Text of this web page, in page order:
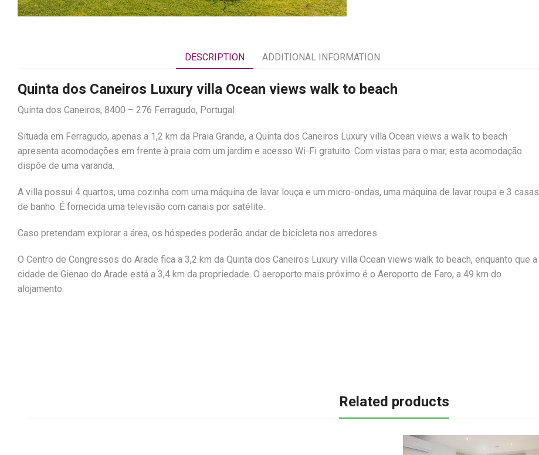
DESCRIPTION ADDITIONAL INFORMATION
Quinta dos Caneiros Luxury villa Ocean views walk to beach
Quinta dos Caneiros, 8400 – 276 Ferragudo, Portugal
Situada em Ferragudo, apenas a 1,2 km da Praia Grande, a Quinta dos Caneiros Luxury villa Ocean views a walk to beach
apresenta acomodações em frente à praia com um jardim e acesso Wi-Fi gratuito. Com vistas para o mar, esta acomodação
dispõe de uma varanda.
A villa possui 4 quartos, uma cozinha com uma máquina de lavar louça e um micro-ondas, uma máquina de lavar roupa e 3 casas
de banho. É fornecida uma televisão com canais por satélite.
Caso pretendam explorar a área, os hóspedes poderão andar de bicicleta nos arredores.
O Centro de Congressos do Arade fica a 3,2 km da Quinta dos Caneiros Luxury villa Ocean views walk to beach, enquanto que a
cidade de Gienao do Arade está a 3,4 km da propriedade. O aeroporto mais próximo é o Aeroporto de Faro, a 49 km do
alojamento.
Related products